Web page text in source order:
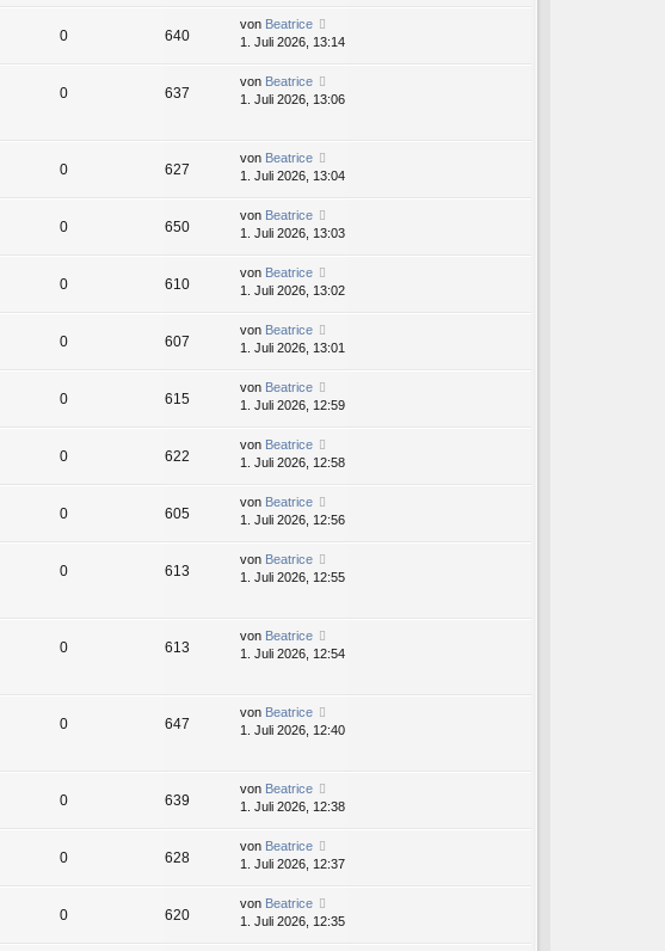
0 640
von Beatrice
1. Juli 2026, 13:14
0 637
von Beatrice
1. Juli 2026, 13:06
0 627
von Beatrice
1. Juli 2026, 13:04
0 650
von Beatrice
1. Juli 2026, 13:03
0 610
von Beatrice
1. Juli 2026, 13:02
0 607
von Beatrice
1. Juli 2026, 13:01
0 615
von Beatrice
1. Juli 2026, 12:59
0 622
von Beatrice
1. Juli 2026, 12:58
0 605
von Beatrice
1. Juli 2026, 12:56
0 613
von Beatrice
1. Juli 2026, 12:55
0 613
von Beatrice
1. Juli 2026, 12:54
0 647
von Beatrice
1. Juli 2026, 12:40
0 639
von Beatrice
1. Juli 2026, 12:38
0 628
von Beatrice
1. Juli 2026, 12:37
0 620
von Beatrice
1. Juli 2026, 12:35